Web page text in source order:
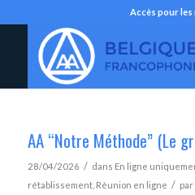
Accès pour les
AA “Notre Méthode” (Le
28/04/2026 / dans En ligne
rétablissement, Réunion en ligne / par